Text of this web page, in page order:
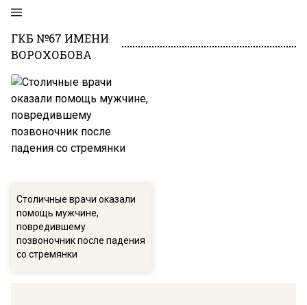
ГКБ №67 ИМЕНИ
ВОРОХОБОВА
Столичные врачи оказали
помощь мужчине,
повредившему
позвоночник после падения
со стремянки